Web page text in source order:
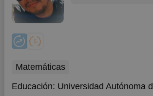
Matemáticas
Educación: Universidad Autónoma